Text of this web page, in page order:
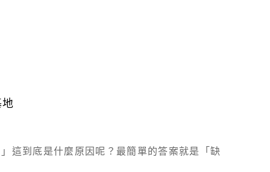
這到底是什麼原因呢？最簡單的答案就是「缺